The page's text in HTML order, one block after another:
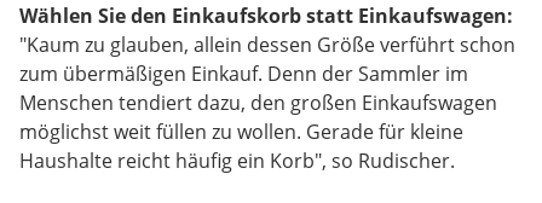
Wählen Sie den Einkaufskorb statt Einkaufswagen:
"Kaum zu glauben, allein dessen Größe verführt schon
zum übermäßigen Einkauf. Denn der Sammler im
Menschen tendiert dazu, den großen Einkaufswagen
möglichst weit füllen zu wollen. Gerade für kleine
Haushalte reicht häufig ein Korb", so Rudischer.